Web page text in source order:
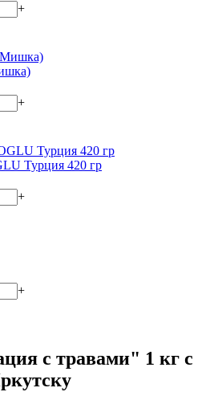
+
+
Турция 420 гр
+
+
с травами" 1 кг с